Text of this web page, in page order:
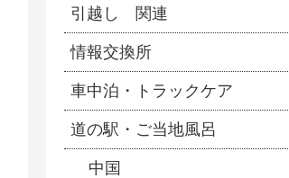
引越し 関連
情報交換所
車中泊・トラックケア
道の駅・ご当地風呂
中国